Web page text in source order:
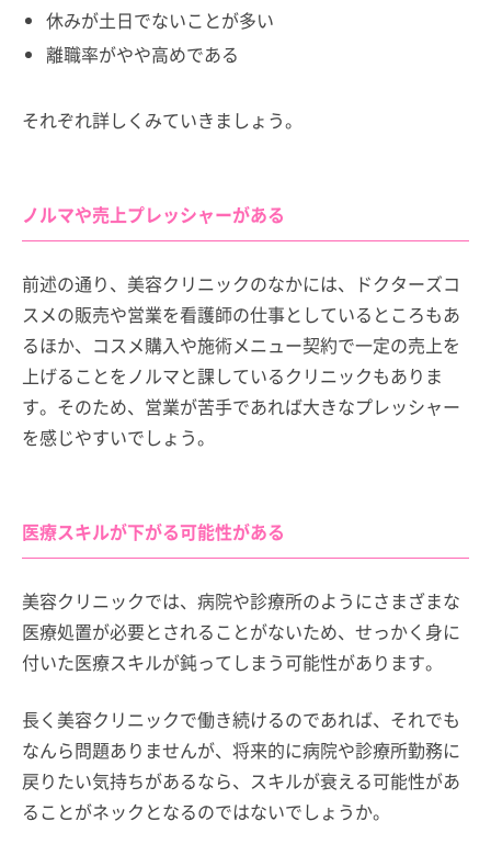
休みが土日でないことが多い
離職率がやや高めである
それぞれ詳しくみていきましょう。
ノルマや売上プレッシャーがある
前述の通り、美容クリニックのなかには、ドクターズコ
スメの販売や営業を看護師の仕事としているところもあ
るほか、コスメ購入や施術メニュー契約で一定の売上を
上げることをノルマと課しているクリニックもありま
す。そのため、営業が苦手であれば大きなプレッシャー
を感じやすいでしょう。
医療スキルが下がる可能性がある
美容クリニックでは、病院や診療所のようにさまざまな
医療処置が必要とされることがないため、せっかく身に
付いた医療スキルが鈍ってしまう可能性があります。
長く美容クリニックで働き続けるのであれば、それでも
なんら問題ありませんが、将来的に病院や診療所勤務に
戻りたい気持ちがあるなら、スキルが衰える可能性があ
ることがネックとなるのではないでしょうか。